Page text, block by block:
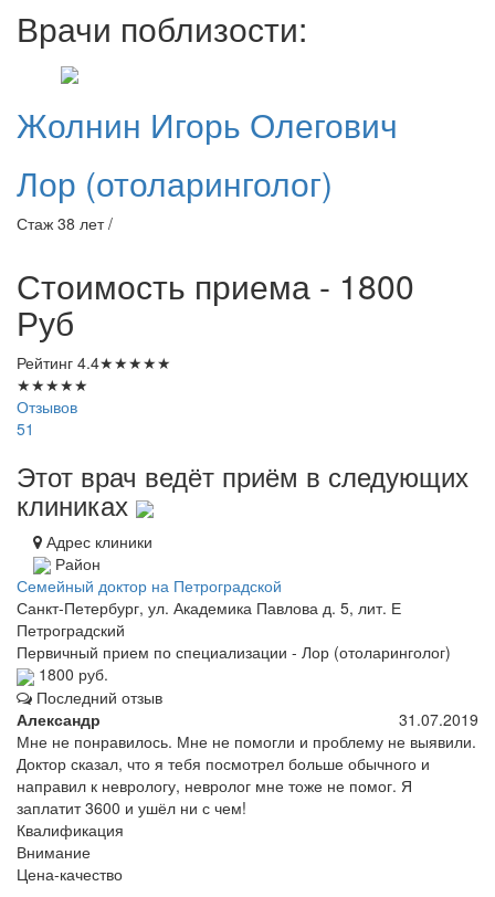
Врачи поблизости:
Жолнин Игорь Олегович
Лор (отоларинголог)
Стаж 38 лет /
Стоимость приема - 1800
Руб
Рейтинг 4.4★★★★★
★★★★★
Отзывов
51
Этот врач ведёт приём в следующих
клиниках
Адрес клиники
Район
Семейный доктор на Петроградской
Санкт-Петербург, ул. Академика Павлова д. 5, лит. Е
Петроградский
Первичный прием по специализации - Лор (отоларинголог)
1800 руб.
Последний отзыв
Александр
31.07.2019
Мне не понравилось. Мне не помогли и проблему не выявили.
Доктор сказал, что я тебя посмотрел больше обычного и
направил к неврологу, невролог мне тоже не помог. Я
заплатит 3600 и ушёл ни с чем!
Квалификация
Внимание
Цена-качество